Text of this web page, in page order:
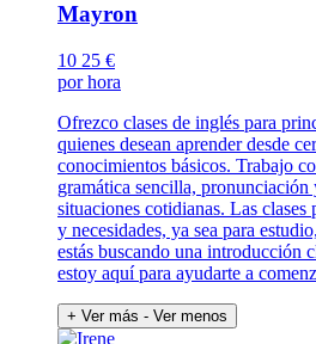
Mayron
10 25 €
por hora
Ofrezco clases de inglés para
quienes desean aprender desde
conocimientos básicos. Trabajo
gramática sencilla, pronunciación
situaciones cotidianas. Las clases
y necesidades, ya sea para
estás buscando una introducción
estoy aquí para ayudarte a
+ Ver más - Ver menos